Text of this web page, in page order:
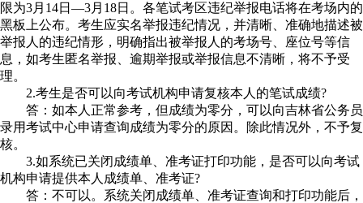
限为3月14日—3月18日。各笔试考区违纪举报电话将在考场内的
黑板上公布。考生应实名举报违纪情况，并清晰、准确地描述被
举报人的违纪情形，明确指出被举报人的考场号、座位号等信
息，如考生匿名举报、逾期举报或举报信息不清晰，将不予受
理。
2.考生是否可以向考试机构申请复核本人的笔试成绩?
答：如本人正常参考，但成绩为零分，可以向吉林省公务员
录用考试中心申请查询成绩为零分的原因。除此情况外，不予复
核。
3.如系统已关闭成绩单、准考证打印功能，是否可以向考试
机构申请提供本人成绩单、准考证?
答：不可以。系统关闭成绩单、准考证查询和打印功能后，